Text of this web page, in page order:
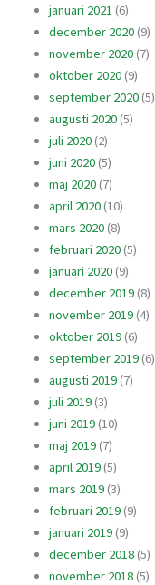
januari 2021 (6)
december 2020(9)
november 2020(7)
oktober 2020(9)
september 2020(5)
augusti 2020(5)
juli 2020(2)
juni 2020(5)
maj 2020(7)
april 2020(10)
mars 2020(8)
februari 2020(5)
januari 2020(9)
december 2019(8)
november 2019(4)
oktober 2019(6)
september 2019(6)
augusti 2019(7)
juli 2019(3)
juni 2019(10)
maj 2019(7)
april 2019(5)
mars 2019(3)
februari 2019(9)
januari 2019(9)
december 2018(5)
november 2018(5)